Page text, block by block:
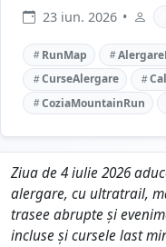
23 iun. 2026 •
RunMap
CurseAlergare
CoziaMountainRun
Ziua de 4 iulie 2026
alergare, cu ultratrail,
trasee abrupte și
incluse și cursele last